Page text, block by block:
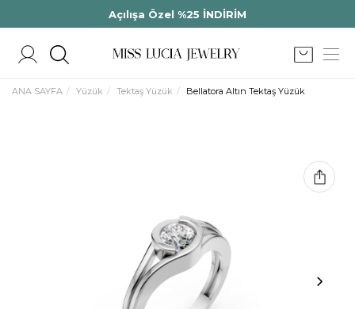
Açılışa Özel %25 İNDİRİM
ANA SAYFA Yüzük Tektaş Yüzük Bellatora Altın Tektaş Yüzük